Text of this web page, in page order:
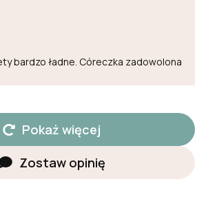
bardzo ładne. Córeczka zadowolona
Pokaż więcej
Zostaw opinię